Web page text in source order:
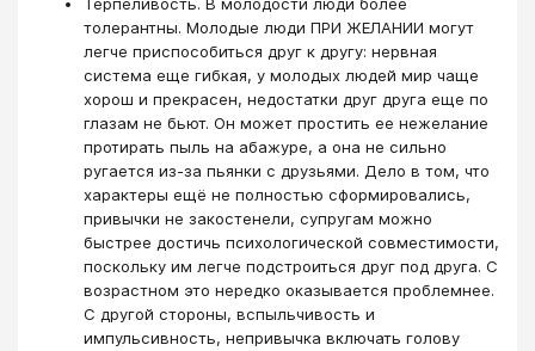
Терпеливость. В молодости люди более
толерантны. Молодые люди ПРИ ЖЕЛАНИИ могут
легче приспособиться друг к другу: нервная
система еще гибкая, у молодых людей мир чаще
хорош и прекрасен, недостатки друг друга еще по
глазам не бьют. Он может простить ее нежелание
протирать пыль на абажуре, а она не сильно
ругается из-за пьянки с друзьями. Дело в том, что
характеры ещё не полностью сформировались,
привычки не закостенели, супругам можно
быстрее достичь психологической совместимости,
поскольку им легче подстроиться друг под друга. С
возрастном это нередко оказывается проблемнее.
С другой стороны, вспыльчивость и
импульсивность, непривычка включать голову